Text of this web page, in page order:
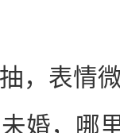
，表情
婚，哪